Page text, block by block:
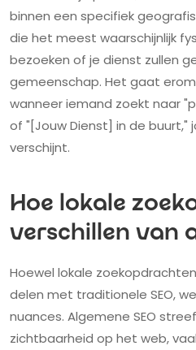
binnen een specifiek
die het meest waarschijnlijk
bezoeken of je dienst zullen
gemeenschap. Het gaat
wanneer iemand zoekt naar
of "[Jouw Dienst] in de buurt,"
verschijnt.
Hoe lokale
verschillen van
Hoewel lokale
delen met traditionele SEO,
nuances. Algemene SEO
zichtbaarheid op het web,